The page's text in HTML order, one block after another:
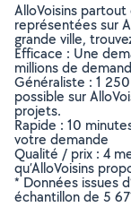
AlloVoisins
représentées sur
grande ville,
Efficace : Une
millions de
Généraliste : 1
possible sur
projets.
Rapide : 10
votre demande
Qualité / prix : 4
qu’AlloVoisins
* Données issues
échantillon de 5